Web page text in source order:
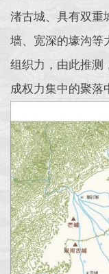
渚古城、具有双重
墙、宽深的壕沟等
组织力，由此推测
成权力集中的聚落